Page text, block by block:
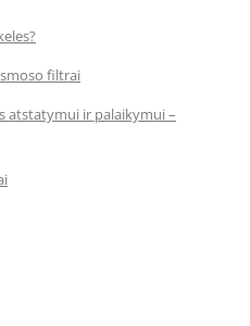
filtrai
atstatymui ir palaikymui –